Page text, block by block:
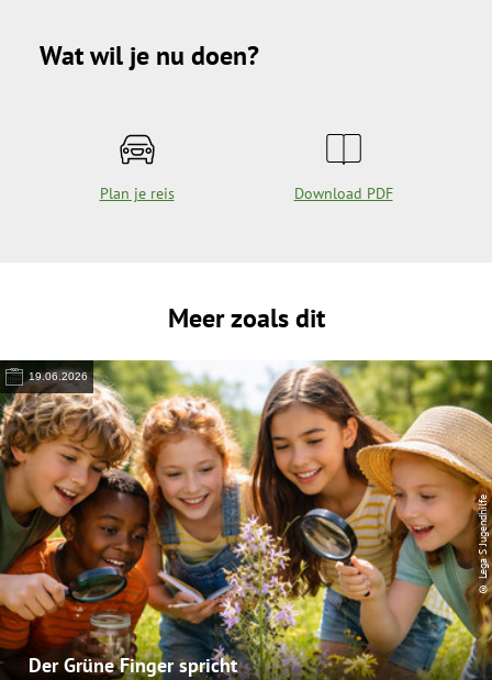
Wat wil je nu doen?
Plan je reis Download PDF
Meer zoals dit
19.06.2026
Der Grüne Finger spricht
© Lega S Jugendhilfe